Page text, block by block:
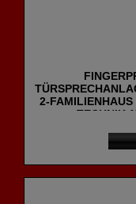
2-
TECHNIK